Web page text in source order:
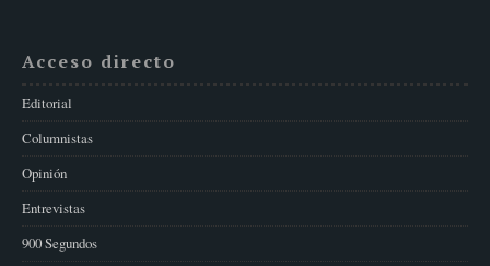
Acceso directo
Editorial
Columnistas
Opinión
Entrevistas
900 Segundos